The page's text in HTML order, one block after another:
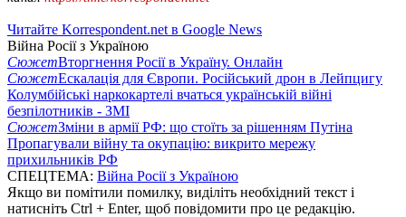
Читайте Korrespondent.net в Google News
Війна Росії з Україною
СюжетВторгнення Росії в Україну. Онлайн
СюжетЕскалація для Європи. Російський дрон в Лейпцигу
Колумбійські наркокартелі вчаться українській війні
безпілотників - ЗМІ
СюжетЗміни в армії РФ: що стоїть за рішенням Путіна
Пропагували війну та окупацію: викрито мережу
прихильників РФ
СПЕЦТЕМА: Війна Росії з Україною
Якщо ви помітили помилку, виділіть необхідний текст і
натисніть Ctrl + Enter, щоб повідомити про це редакцію.